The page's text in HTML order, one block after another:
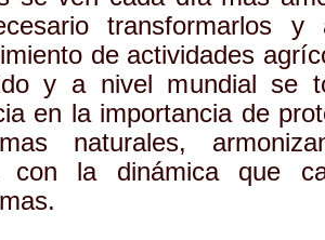
transformarlos y
de actividades
y a nivel mundial se
en la importancia de
naturales,
con la dinámica que